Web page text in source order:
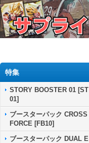
特集
STORY BOOSTER 01 [ST
01]
ブースターパック CROSS
FORCE [FB10]
ブースターパック DUAL E